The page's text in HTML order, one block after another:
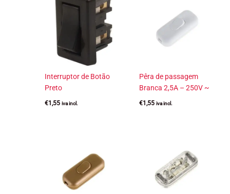
Interruptor de Botão
Preto
€1,55 iva incl.
Pêra de passagem
Branca 2,5A – 250V ~
€1,55 iva incl.